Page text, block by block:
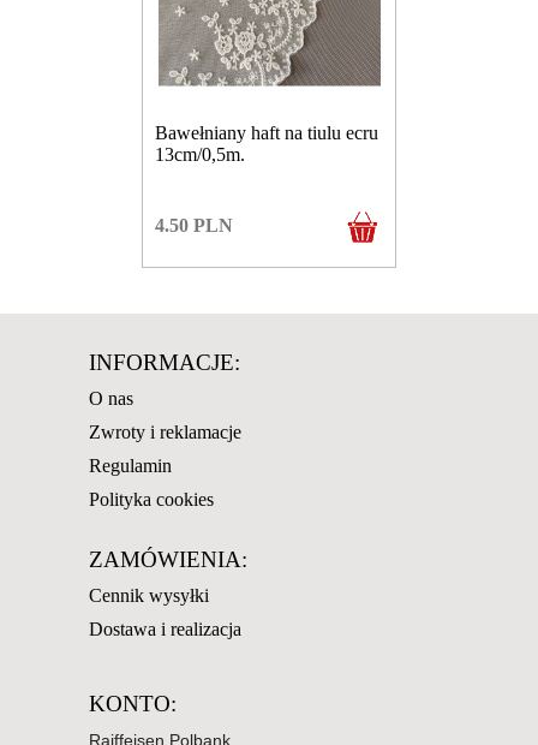
Bawełniany haft na tiulu ecru
13cm/0,5m.
4.50 PLN
INFORMACJE:
O nas
Zwroty i reklamacje
Regulamin
Polityka cookies
ZAMÓWIENIA:
Cennik wysyłki
Dostawa i realizacja
KONTO:
Raiffeisen Polbank